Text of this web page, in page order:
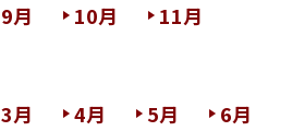
9月 10月
11月
3月 4月 5月
6月